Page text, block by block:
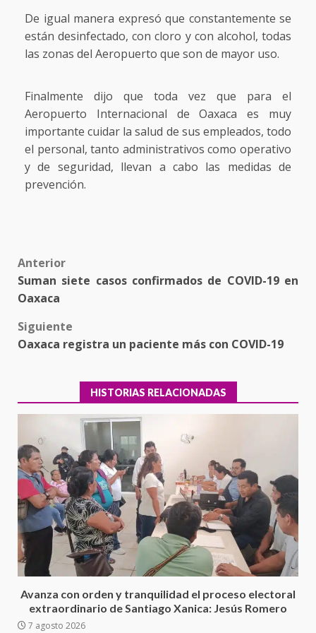
De igual manera expresó que constantemente se
están desinfectado, con cloro y con alcohol, todas
las zonas del Aeropuerto que son de mayor uso.
Finalmente dijo que toda vez que para el
Aeropuerto Internacional de Oaxaca es muy
importante cuidar la salud de sus empleados, todo
el personal, tanto administrativos como operativo
y de seguridad, llevan a cabo las medidas de
prevención.
Post
navigation
Anterior
Suman siete casos confirmados de COVID-19 en
Oaxaca
Siguiente
Oaxaca registra un paciente más con COVID-19
HISTORIAS RELACIONADAS
Avanza con orden y tranquilidad el proceso electoral
extraordinario de Santiago Xanica: Jesús Romero
7 agosto 2026
3
Ciudad Salud: justicia social para
Oaxaca